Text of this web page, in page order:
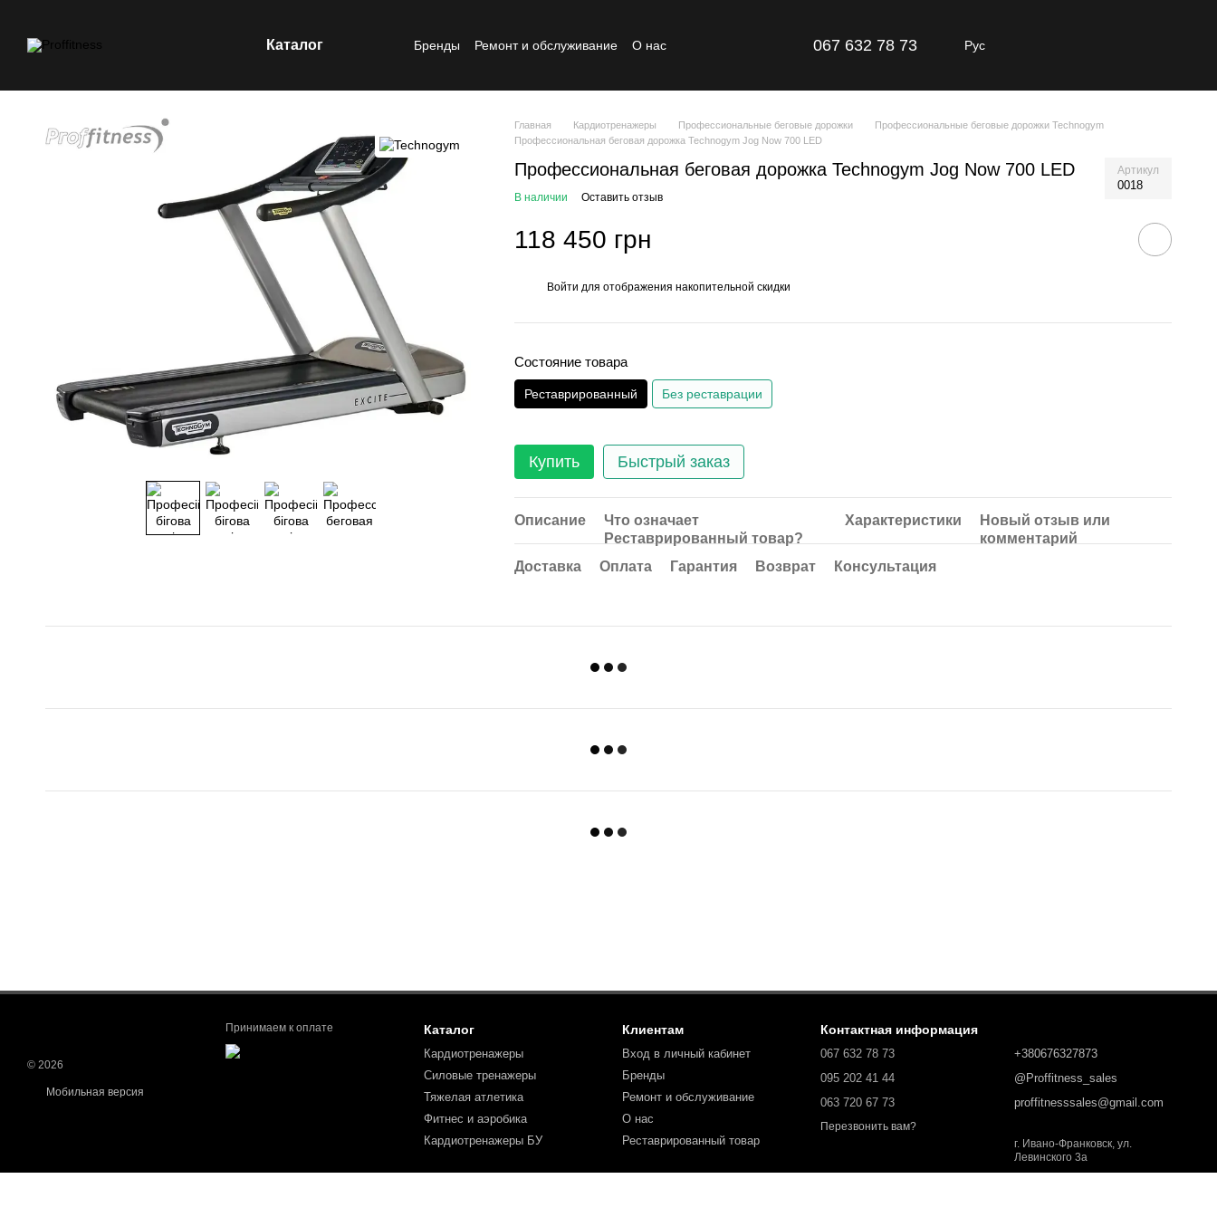
Каталог Бренды Ремонт и обслуживание
О нас
067 632 78 73 Рус
Главная Кардиотренажеры Профессиональные беговые дорожки
Профессиональные беговые дорожки Technogym
Профессиональная беговая дорожка Technogym Jog Now 700 LED
Профессиональная беговая дорожка Technogym Jog Now 700 LED Артикул
0018
В наличии Оставить отзыв
118 450 грн
Войти для отображения накопительной скидки
Состояние товара
Реставрированный Без реставрации
Купить Быстрый заказ
Описание
Что означает
Реставрированный товар?
Характеристики
Новый отзыв или
комментарий
Доставка
Оплата Гарантия Возврат Консультация
© 2026
Мобильная версия
Принимаем к оплате Каталог
Кардиотренажеры
Силовые тренажеры
Тяжелая атлетика
Фитнес и аэробика
Кардиотренажеры БУ
Клиентам
Вход в личный кабинет
Бренды
Ремонт и обслуживание
О нас
Реставрированный товар
Контактная информация
067 632 78 73
095 202 41 44
063 720 67 73
Перезвонить вам?
+380676327873
@Proffitness_sales
proffitnesssales@gmail.com
г. Ивано-Франковск, ул.
Левинского 3а